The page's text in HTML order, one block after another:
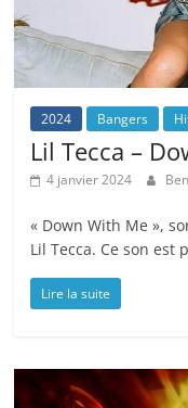
2024 Bangers
Lil Tecca –
4 janvier 2024
« Down With Me »,
Lil Tecca. Ce son est
Lire la suite